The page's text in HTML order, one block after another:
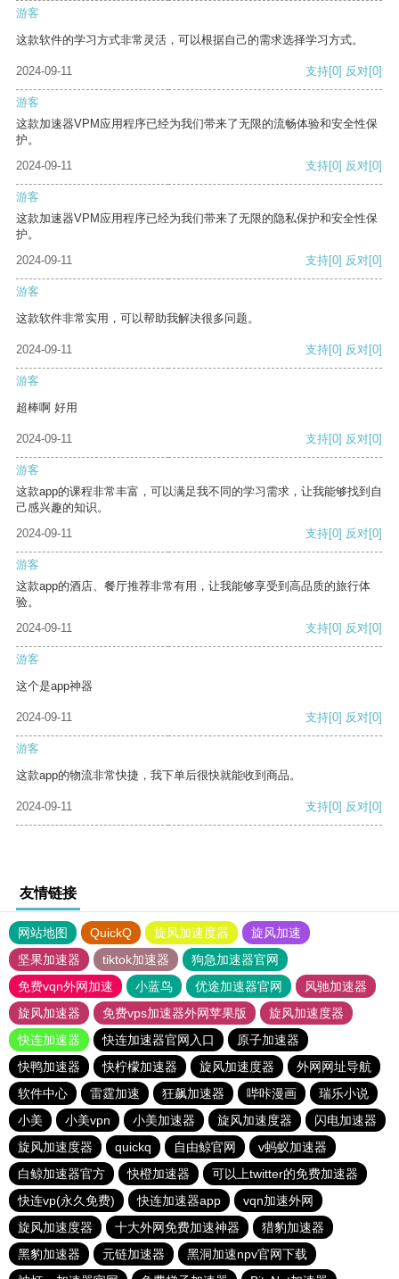
游客
这款软件的学习方式非常灵活，可以根据自己的需求选择学习方式。
2024-09-11 支持[0] 反对[0]
游客
这款加速器VPM应用程序已经为我们带来了无限的流畅体验和安全性保
护。
2024-09-11
支持[0] 反对[0]
游客
这款加速器VPM应用程序已经为我们带来了无限的隐私保护和安全性保
护。
2024-09-11
支持[0] 反对[0]
游客
这款软件非常实用，可以帮助我解决很多问题。
2024-09-11 支持[0] 反对[0]
游客
超棒啊 好用
2024-09-11 支持[0] 反对[0]
游客
这款app的课程非常丰富，可以满足我不同的学习需求，让我能够找到自
己感兴趣的知识。
2024-09-11
支持[0] 反对[0]
游客
这款app的酒店、餐厅推荐非常有用，让我能够享受到高品质的旅行体
验。
2024-09-11
支持[0] 反对[0]
游客
这个是app神器
2024-09-11 支持[0] 反对[0]
游客
这款app的物流非常快捷，我下单后很快就能收到商品。
2024-09-11 支持[0] 反对[0]
友情链接
网站地图 QuickQ 旋风加速度器
旋风加速
坚果加速器
tiktok加速器
狗急加速器官网
免费vqn外网加速
小蓝鸟 优途加速器官网
风驰加速器
旋风加速器
免费vps加速器外网苹果版
旋风加速度器
快连加速器
快连加速器官网入口
原子加速器
快鸭加速器
快柠檬加速器 旋风加速度器
外网网址导航
软件中心
雷霆加速 狂飙加速器 哔咔漫画
瑞乐小说
小美
小美vpn 小美加速器 旋风加速度器
闪电加速器
旋风加速度器
quickq 自由鲸官网
v蚂蚁加速器
白鲸加速器官方
快橙加速器
可以上twitter的免费加速器
快连vp(永久免费)
快连加速器app
vqn加速外网
旋风加速度器
十大外网免费加速神器
猎豹加速器
黑豹加速器
元链加速器
黑洞加速npv官网下载